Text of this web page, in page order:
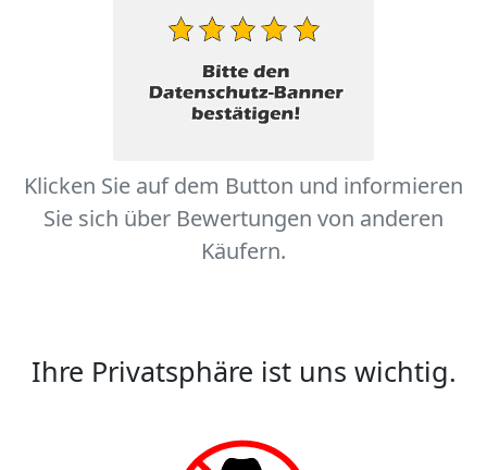
Klicken Sie auf dem Button und informieren
Sie sich über Bewertungen von anderen
Käufern.
Ihre Privatsphäre ist uns wichtig.